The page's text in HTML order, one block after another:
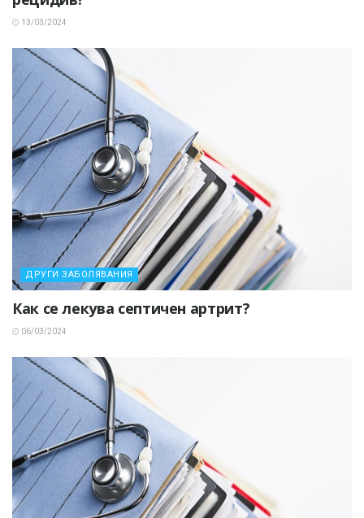
13/03/2024
ДРУГИ ЗАБОЛЯВАНИЯ
Как се лекува септичен артрит?
06/03/2024